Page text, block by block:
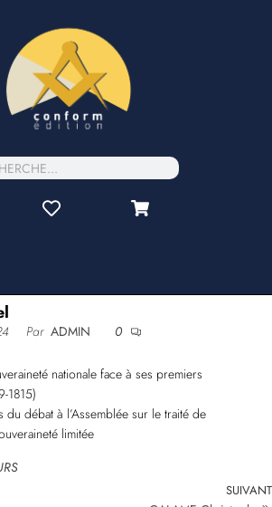
Par ADMIN 0
nationale face à ses premiers
1815)
du débat à l’Assemblée sur le traité de
limitée
SUIVANT